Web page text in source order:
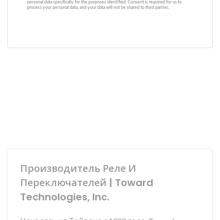
Производитель Реле И
Переключателей | Toward
Technologies, Inc.